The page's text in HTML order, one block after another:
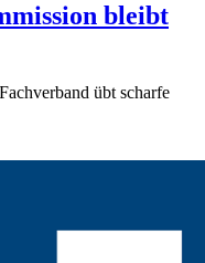
bleibt
übt scharfe